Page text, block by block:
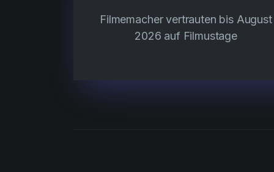
Filmemacher vertrauten bis August
2026 auf Filmustage